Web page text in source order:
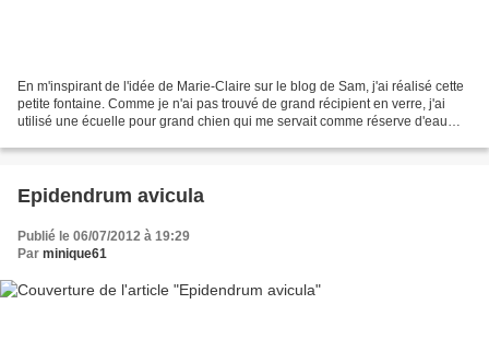
En m'inspirant de l'idée de Marie-Claire sur le blog de Sam, j'ai réalisé cette
petite fontaine. Comme je n'ai pas trouvé de grand récipient en verre, j'ai
utilisé une écuelle pour grand chien qui me servait comme réserve d'eau
Epidendrum avicula
Publié le 06/07/2012 à 19:29
Par minique61